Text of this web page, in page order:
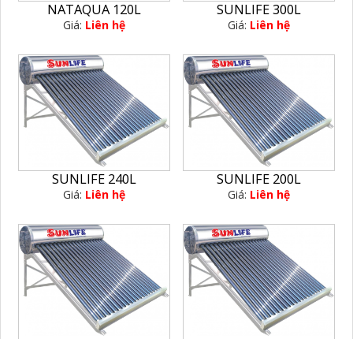
NATAQUA 120L
Giá: Liên hệ
SUNLIFE 300L
Giá: Liên hệ
SUNLIFE 240L
Giá: Liên hệ
SUNLIFE 200L
Giá: Liên hệ